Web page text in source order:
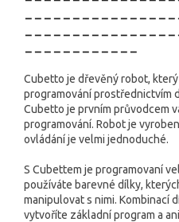
------------
Cubetto je dřevěný robot,
programování prostřednictvím
Cubetto je prvním průvodcem
programování. Robot je
ovládání je velmi jednoduché.
S Cubettem je programovaní
používáte barevné dílky,
manipulovat s nimi. Kombinací
vytvoříte základní program a